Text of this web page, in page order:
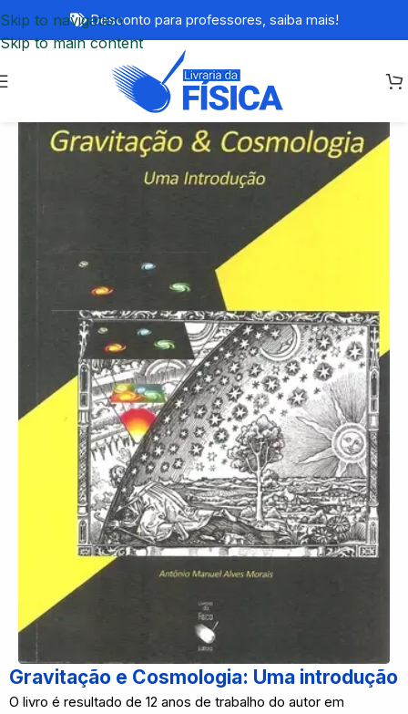
Skip to navigation
Skip to main content
Desconto para professores, saiba mais!
Gravitação e Cosmologia: Uma introdução
O livro é resultado de 12 anos de trabalho do autor em